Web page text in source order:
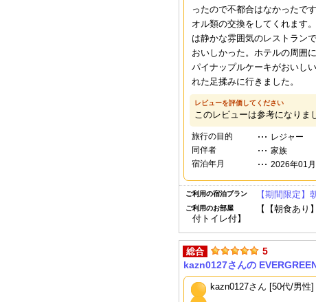
ったので不都合はなかったで
オル類の交換をしてくれます
は静かな雰囲気のレストラン
おいしかった。ホテルの周囲
パイナップルケーキがおいし
れた足揉みに行きました。
レビューを評価してください
このレビューは参考になりま
旅行の目的
レジャー
同伴者
家族
宿泊年月
2026年01月
ご利用の宿泊プラン 【期間限定
ご利用のお部屋
【【朝食あ
付トイレ付】
総合
5
kazn0127さんの
kazn0127さん [50代/男性]